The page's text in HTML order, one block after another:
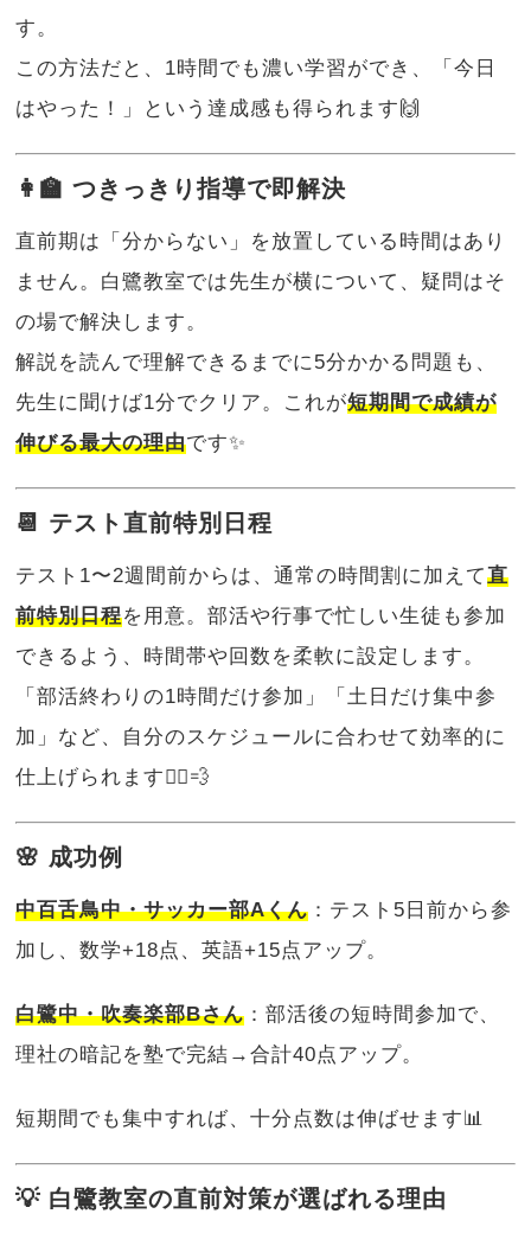
す。
この方法だと、1時間でも濃い学習ができ、「今日
はやった！」という達成感も得られます🙌
👩‍🏫 つきっきり指導で即解決
直前期は「分からない」を放置している時間はあり
ません。白鷺教室では先生が横について、疑問はそ
の場で解決します。
解説を読んで理解できるまでに5分かかる問題も、
先生に聞けば1分でクリア。これが短期間で成績が
伸びる最大の理由です✨
📆 テスト直前特別日程
テスト1〜2週間前からは、通常の時間割に加えて直
前特別日程を用意。部活や行事で忙しい生徒も参加
できるよう、時間帯や回数を柔軟に設定します。
「部活終わりの1時間だけ参加」「土日だけ集中参
加」など、自分のスケジュールに合わせて効率的に
仕上げられます🏃‍♂️💨
🌸 成功例
中百舌鳥中・サッカー部Aくん ：テスト5日前から参
加し、数学+18点、英語+15点アップ。
白鷺中・吹奏楽部Bさん ：部活後の短時間参加で、
理社の暗記を塾で完結→合計40点アップ。
短期間でも集中すれば、十分点数は伸ばせます📊
💡 白鷺教室の直前対策が選ばれる理由